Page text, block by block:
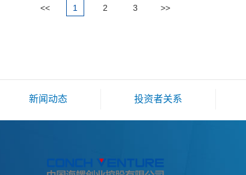
<< 1 2 3 >>
新闻动态 投资者关系